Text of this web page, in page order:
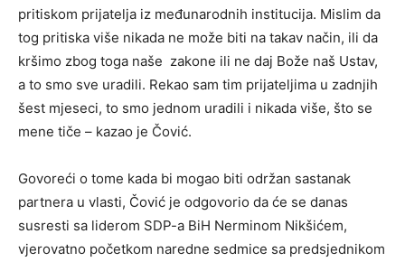
pritiskom prijatelja iz međunarodnih institucija. Mislim da
tog pritiska više nikada ne može biti na takav način, ili da
kršimo zbog toga naše zakone ili ne daj Bože naš Ustav,
a to smo sve uradili. Rekao sam tim prijateljima u zadnjih
šest mjeseci, to smo jednom uradili i nikada više, što se
mene tiče – kazao je Čović.
Govoreći o tome kada bi mogao biti održan sastanak
partnera u vlasti, Čović je odgovorio da će se danas
susresti sa liderom SDP-a BiH Nerminom Nikšićem,
vjerovatno početkom naredne sedmice sa predsjednikom